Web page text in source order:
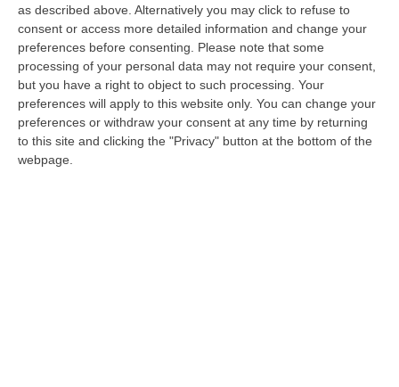
as described above. Alternatively you may click to refuse to
consent or access more detailed information and change your
preferences before consenting. Please note that some
processing of your personal data may not require your consent,
but you have a right to object to such processing. Your
preferences will apply to this website only. You can change your
preferences or withdraw your consent at any time by returning
to this site and clicking the "Privacy" button at the bottom of the
webpage.
Calabria». A dirlo èGiusi Princi,
Vicepresidente della Regione Calabria con
delega anche alla Cultura, rendendo noto il
grande evento, finanziato nell’ambito delle
tantissime attività messe in atto per
celebrare il Cinquantenario dei Bronzi di